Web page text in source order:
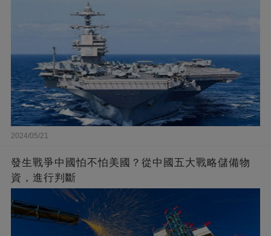
2024/05/21
發生戰爭中國怕不怕美國？從中國五大戰略儲備物
資，進行判斷